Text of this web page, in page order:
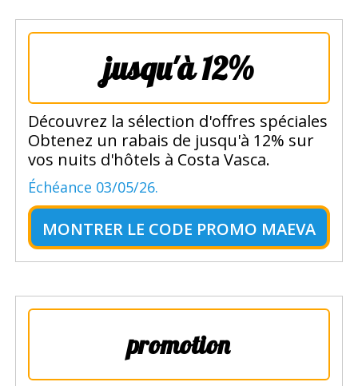
jusqu'à 12%
Découvrez la sélection d'offres spéciales
Obtenez un rabais de jusqu'à 12% sur
vos nuits d'hôtels à Costa Vasca.
Échéance 03/05/26.
MONTRER LE CODE PROMO MAEVA
promotion